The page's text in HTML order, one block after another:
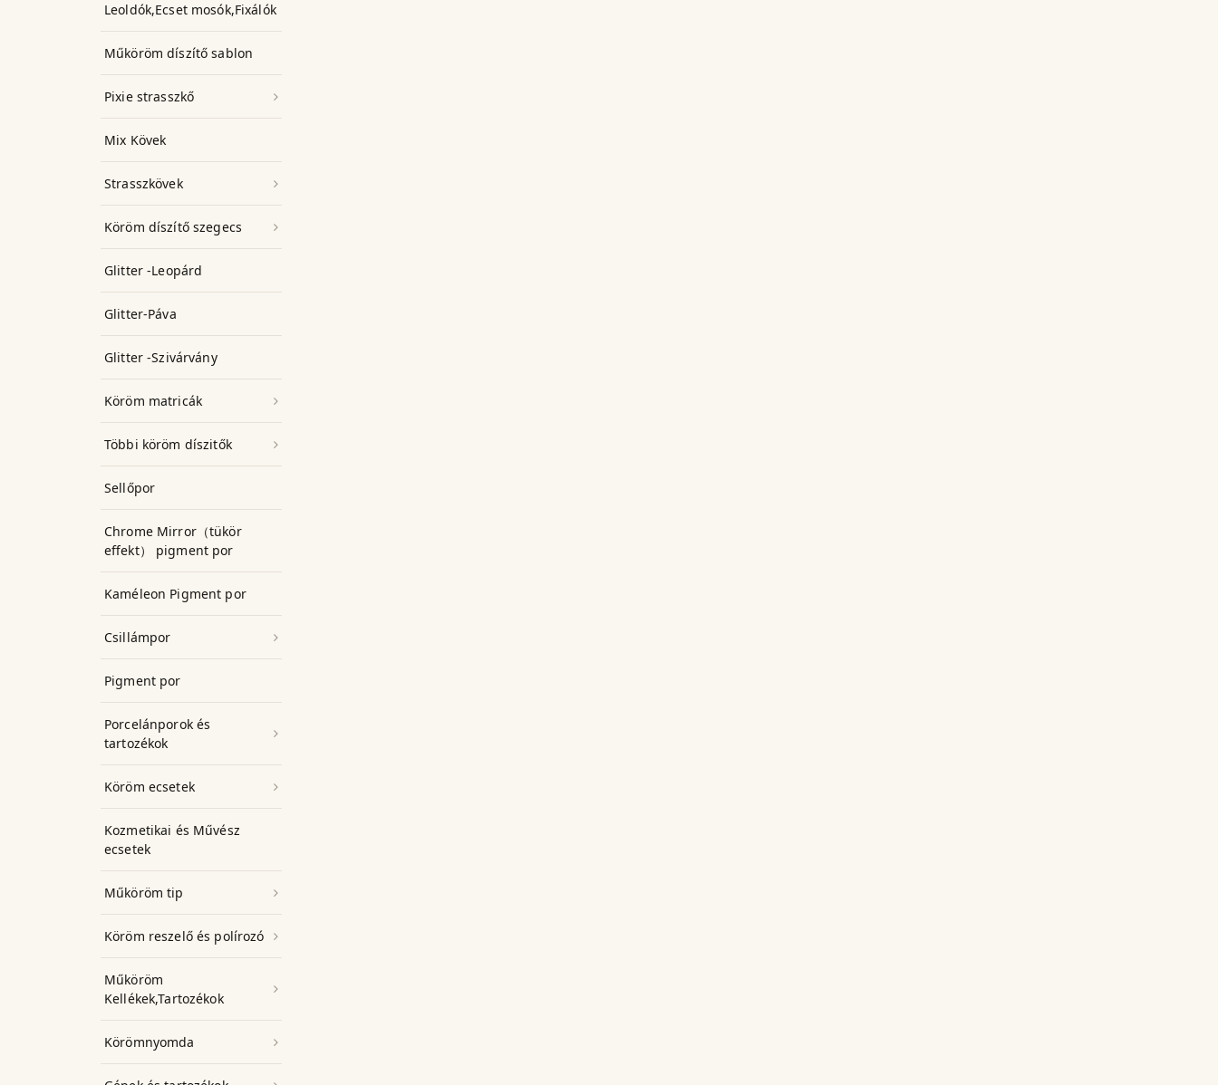
Leoldók,Ecset mosók,Fixálók
Műköröm díszítő sablon
Pixie strasszkő
Mix Kövek
Strasszkövek
Köröm díszítő szegecs
Glitter -Leopárd
Glitter-Páva
Glitter -Szivárvány
Köröm matricák
Többi köröm díszitők
Sellőpor
Chrome Mirror（tükör
effekt） pigment por
Kaméleon Pigment por
Csillámpor
Pigment por
Porcelánporok és
tartozékok
Köröm ecsetek
Kozmetikai és Művész
ecsetek
Műköröm tip
Köröm reszelő és polírozó
Műköröm
Kellékek,Tartozékok
Körömnyomda